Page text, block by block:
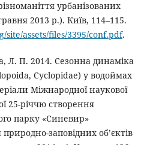
урбанізованих
2013 р.). Київ, 114–115.
site/assets/files/3395/conf.pdf.
Л. П. 2014. Сезонна динаміка
Cyclopidae) у водоймах
Міжнародної наукової
25-річчю створення
парку «Синевир»
природно-заповідних об’єктів